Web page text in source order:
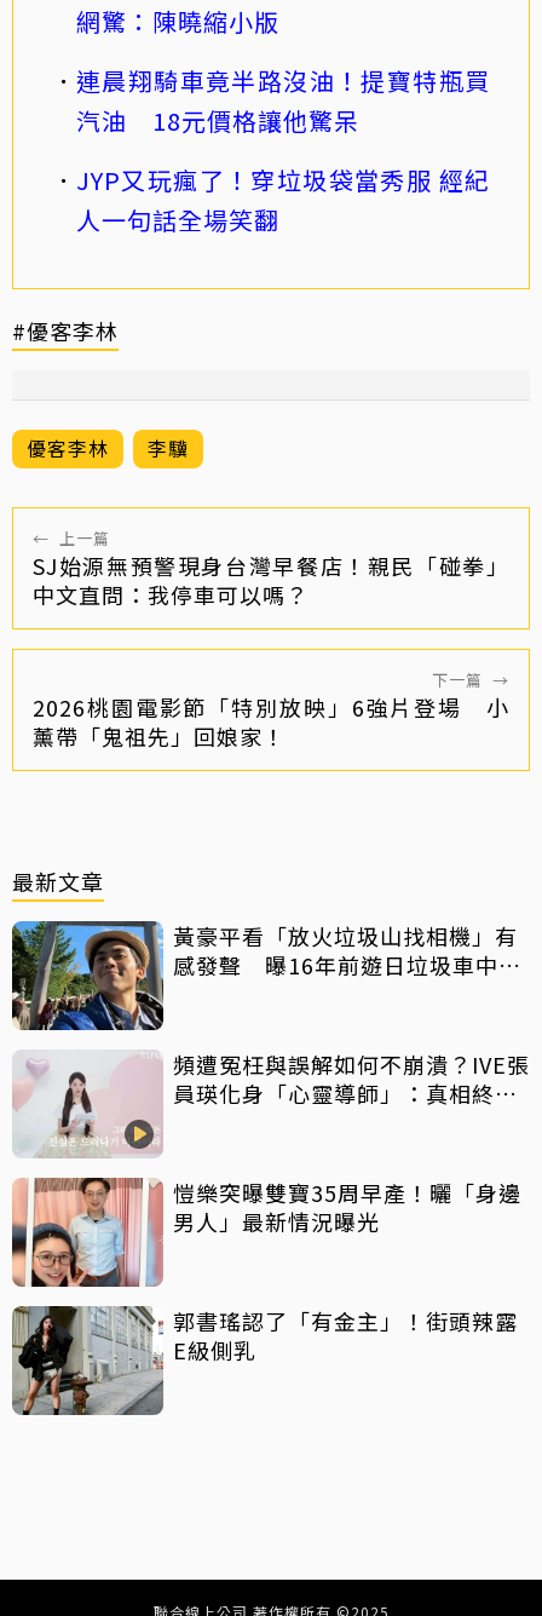
網驚：陳曉縮小版
連晨翔騎車竟半路沒油！提寶特瓶買
汽油 18元價格讓他驚呆
JYP又玩瘋了！穿垃圾袋當秀服 經紀
人一句話全場笑翻
#優客李林
優客李林 李驥
← 上一篇
SJ始源無預警現身台灣早餐店！親民「碰拳」
中文直問：我停車可以嗎？
下一篇 →
2026桃園電影節「特別放映」6強片登場 小
薰帶「鬼祖先」回娘家！
最新文章
黃豪平看「放火垃圾山找相機」有
感發聲 曝16年前遊日垃圾車中含
頻遭冤枉與誤解如何不崩潰？IVE張
員瑛化身「心靈導師」：真相終會
愷樂突曝雙寶35周早產！曬「身邊
男人」最新情況曝光
郭書瑤認了「有金主」！街頭辣露
E級側乳
聯合線上公司 著作權所有 ©2025